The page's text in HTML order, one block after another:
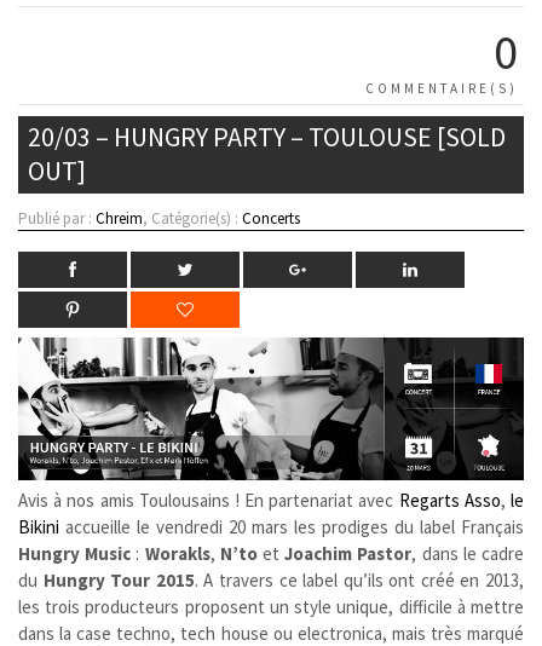
0
COMMENTAIRE(S)
20/03 – HUNGRY PARTY – TOULOUSE [SOLD
OUT]
Publié par : Chreim, Catégorie(s) : Concerts
Avis à nos amis Toulousains ! En partenariat avec Regarts Asso,le
Bikini accueille le vendredi 20 mars les prodiges du label Français
Hungry Music : Worakls, N’toetJoachim Pastor, dans le cadre
du Hungry Tour 2015. A travers ce label qu’ils ont créé en 2013,
les trois producteurs proposent un style unique, difficile à mettre
dans la case techno, tech house ou electronica, mais très marqué